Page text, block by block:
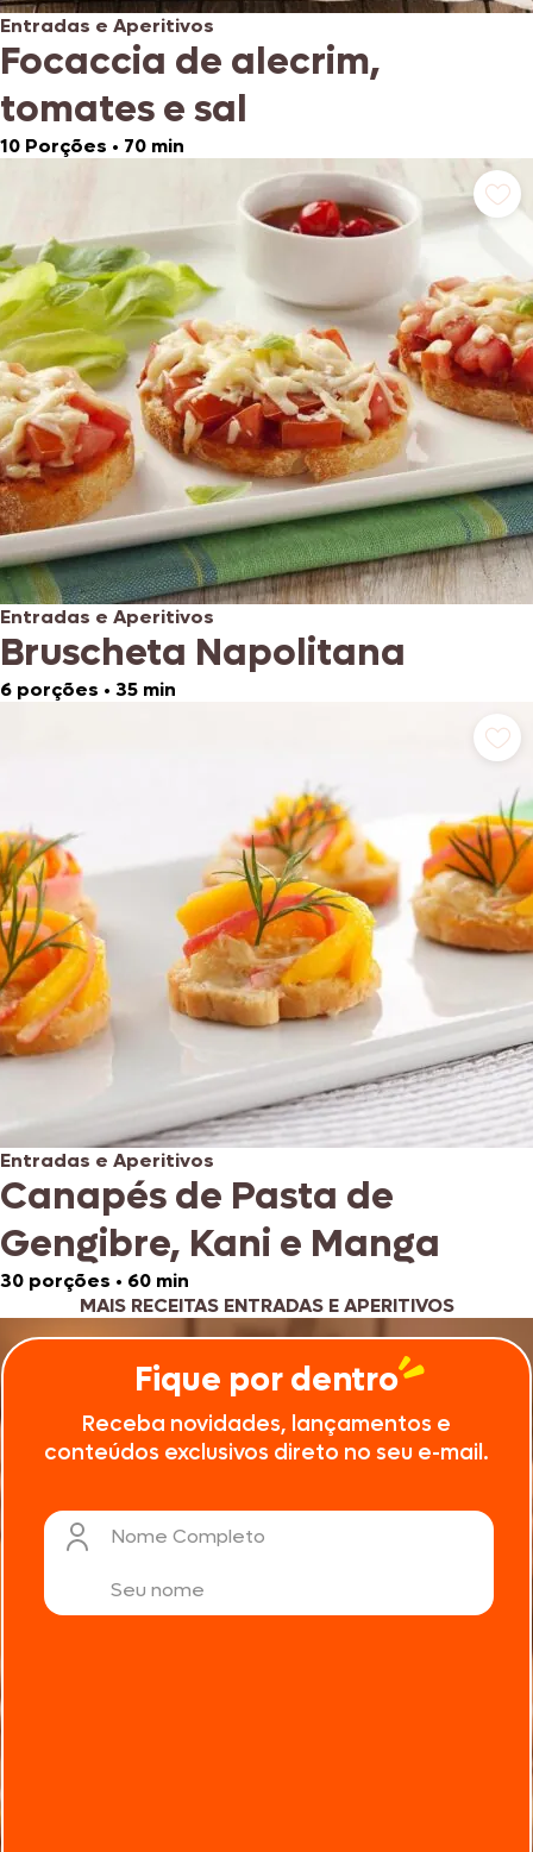
Entradas e Aperitivos
Focaccia de alecrim,
tomates e sal
10 Porções • 70 min
Entradas e Aperitivos
Bruscheta Napolitana
6 porções • 35 min
Entradas e Aperitivos
Canapés de Pasta de
Gengibre, Kani e Manga
30 porções • 60 min
MAIS RECEITAS ENTRADAS E APERITIVOS
Fique por dentro
Receba novidades, lançamentos e
conteúdos exclusivos direto no seu e-mail.
Nome Completo